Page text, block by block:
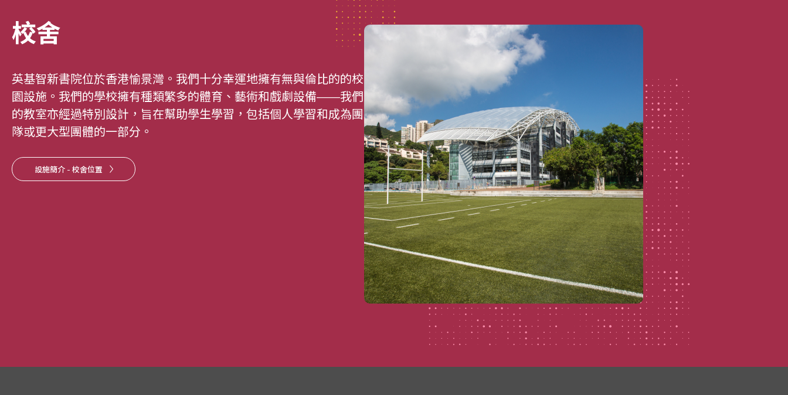
校舍
英基智新書院位於香港愉景灣。我們十分幸運地擁有無與倫比的的校
園設施。我們的學校擁有種類繁多的體育、藝術和戲劇設備——我們
的教室亦經過特別設計，旨在幫助學生學習，包括個人學習和成為團
隊或更大型團體的一部分。
設施簡介 - 校舍位置